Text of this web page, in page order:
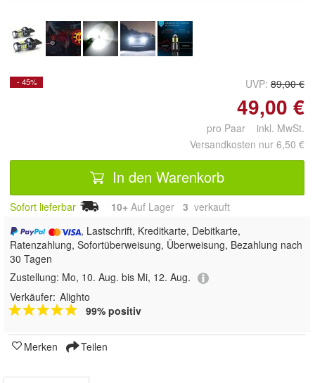
- 45% UVP: 89,00 €
49,00 €
pro Paar inkl. MwSt.
Versandkosten nur 6,50 €
In den Warenkorb
Sofort lieferbar 10+ Auf Lager 3 verkauft
, Lastschrift, Kreditkarte, Debitkarte,
Ratenzahlung, Sofortüberweisung, Überweisung, Bezahlung nach
30 Tagen
Zustellung: Mo, 10. Aug. bis Mi, 12. Aug.
Verkäufer: Alighto
99% positiv
Merken Teilen